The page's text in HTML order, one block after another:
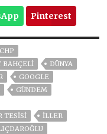
Pinterest
CHP
BAHÇELİ
DÜNYA
GOOGLE
GÜNDEM
TESİSİ
İLLER